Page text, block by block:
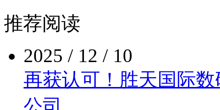
推荐阅读
2025 / 12 / 10
再获认可！胜天国